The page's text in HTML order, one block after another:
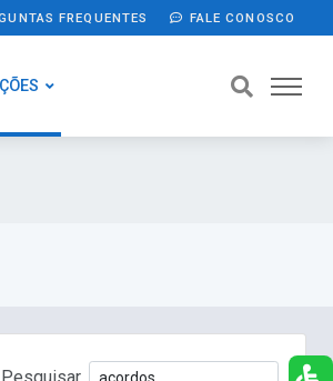
FREQUENTES FALE CONOSCO